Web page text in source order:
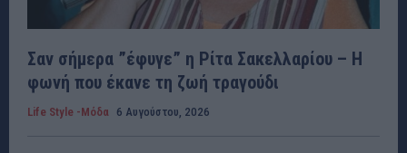
Σαν σήμερα ”έφυγε” η Ρίτα Σακελλαρίου – Η
φωνή που έκανε τη ζωή τραγούδι
Life Style -Μόδα 6 Αυγούστου, 2026